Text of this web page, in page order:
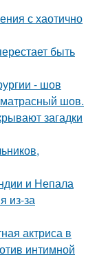
с хаотично
быть
- шов
шов.
загадки
и Непала
из-за
актриса в
интимной